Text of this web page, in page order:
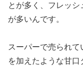
とが多く、フレッ
が多いんです。
スーパーで売られ
を加えたような甘